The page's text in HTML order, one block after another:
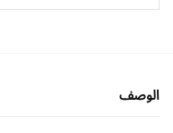
الوصف